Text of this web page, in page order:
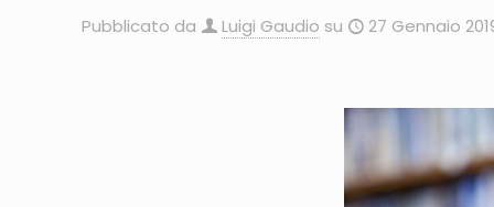
Pubblicato da Luigi Gaudio su 27 Gennaio